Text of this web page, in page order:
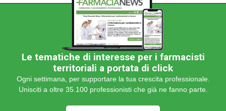
Le tematiche di interesse per i farmacisti
territoriali a portata di click
Ogni settimana, per supportare la tua crescita professionale.
Unisciti a oltre 35.100 professionisti che già ne fanno parte.